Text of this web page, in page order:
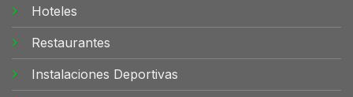
Hoteles
Restaurantes
Instalaciones Deportivas